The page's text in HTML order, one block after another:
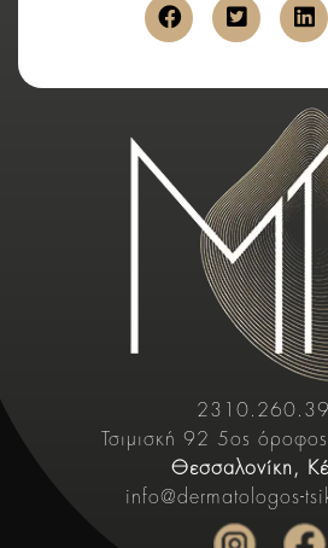
κοινοποίηση
Τσιμισκή 92 5ος
Θεσσαλονίκη,
info@dermatologos-